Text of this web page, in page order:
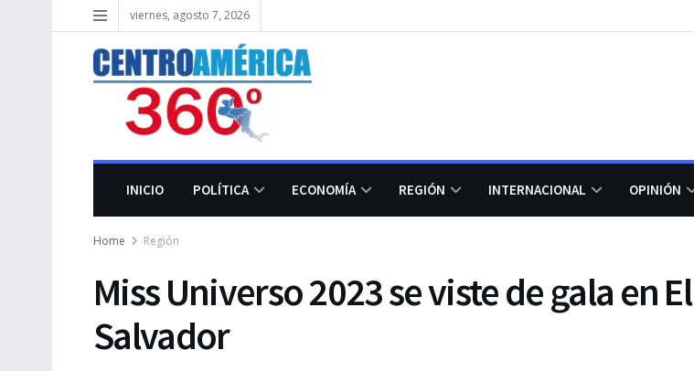
viernes, agosto 7, 2026
INICIO POLÍTICA ECONOMÍA REGIÓN INTERNACIONAL OPINIÓN
Home Región
Miss Universo 2023 se viste de gala en El
Salvador